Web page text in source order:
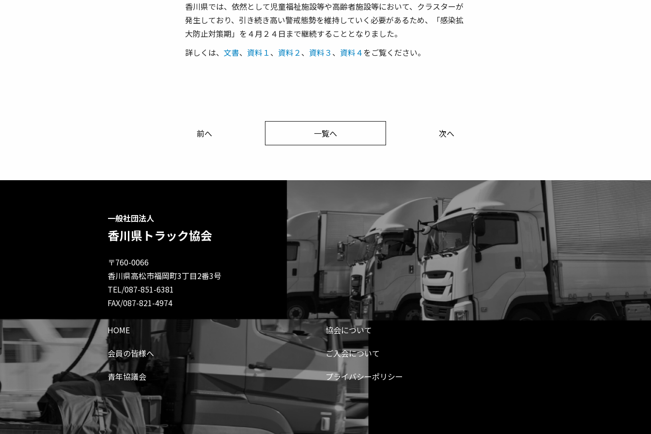
香川県では、依然として児童福祉施設等や高齢者施設等において、クラスターが
発生しており、引き続き高い警戒態勢を維持していく必要があるため、「感染拡
大防止対策期」を４月２４日まで継続することとなりました。
詳しくは、 文書、 資料１、 資料２、 資料３ 、 資料４をご覧ください。
前へ 一覧へ 次へ
一般社団法人
香川県トラック協会
〒760-0066
香川県高松市福岡町3丁目2番3号
TEL/087-851-6381
FAX/087-821-4974
HOME
協会について
会員の皆様へ
ご入会について
青年協議会
プライバシーポリシー